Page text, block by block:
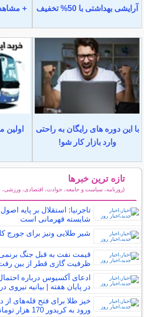
آرایشی بهداشتی با 50% تخفیف
+
با این دوره های رایگان به راحتی
وارد بازار کار شو!
اولین
تازه ترین خبرها
(روزنامه، سیاست و جامعه، حوادث، اقتصادی، ورزشی،
تاجرنیا: استقلال بر پایه
شایسته قهرمانی است
شیر طلایی ونیز برای جورج
ظرفیت گازی قطر از بین
ادعای آکسیوس درباره
در پایان هفته | بیانیه نیروی
خیز طلا برای فتح قله‌های از
ورود به کریدور 170 هزار تومانی آماده شد